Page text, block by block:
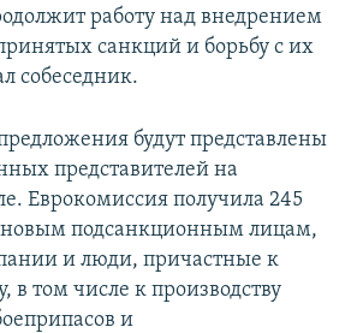
работу над внедрением
санкций и борьбу с их
собеседник.
будут представлены
представителей на
Еврокомиссия получила 245
подсанкционным лицам,
и люди, причастные к
в том числе к производству
и